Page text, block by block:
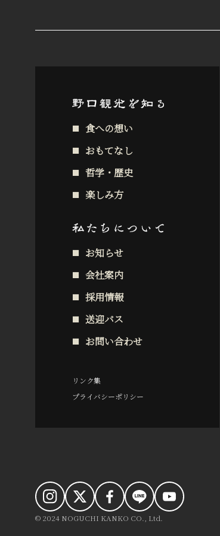
食への想い
おもてなし
哲学・歴史
楽しみ方
お知らせ
会社案内
採用情報
送迎バス
お問い合わせ
リンク集
プライバシーポリシー
© 2024 NOGUCHI KANKO CO., Ltd.